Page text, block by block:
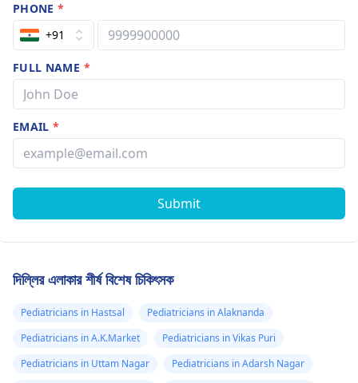
PHONE*
+91
FULL NAME *
EMAIL*
Submit
দিল্লির এলাকার শীর্ষ বিশেষ চিকিৎসক
Pediatricians in Hastsal
Pediatricians in Alaknanda
Pediatricians in A.K.Market
Pediatricians in Vikas Puri
Pediatricians in Uttam Nagar
Pediatricians in Adarsh Nagar